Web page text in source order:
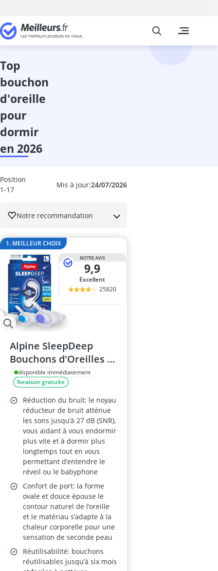
Hygiène et
acide folique
Meilleurs
top
bouchon
d'oreille
pour
dormir
en 2026
Mis à jour:24/07/2026
Position
1-17
Notre recommandation
1. MEILLEUR CHOIX
NOTRE AVIS
9,9
Excellent
25820
Alpine SleepDeep
Bouchons d'Oreilles –
Dormeurs sur le Côté
et Ronflement – Ultra-
doux, 27 dB SNR –
Hypoallergéniques,
Sans Silicone – 3
Paires (S/M/L)
disponible immédiatement
livraison gratuite
Réduction du bruit: le noyau
réducteur de bruit atténue
les sons jusqu’à 27 dB (SNR),
vous aidant à vous endormir
plus vite et à dormir plus
longtemps tout en vous
permettant d’entendre le
réveil ou le babyphone
Confort de port: la forme
ovale et douce épouse le
contour naturel de l’oreille
et le matériau s’adapte à la
chaleur corporelle pour une
sensation de seconde peau
Réutilisabilité: bouchons
réutilisables jusqu’à six mois